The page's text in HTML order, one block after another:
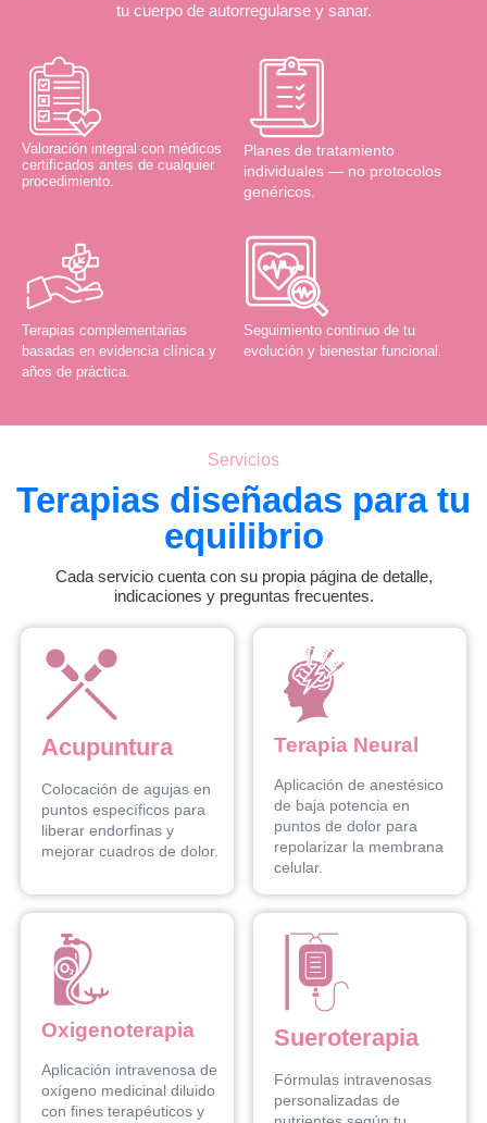
tu cuerpo de autorregularse y sanar.
Valoración integral con médicos
certificados antes de cualquier
procedimiento.
Planes de tratamiento
individuales — no protocolos
genéricos.
Terapias complementarias
basadas en evidencia clínica y
años de práctica.
Seguimiento continuo de tu
evolución y bienestar funcional.
Servicios
Terapias diseñadas para tu
equilibrio
Cada servicio cuenta con su propia página de detalle,
indicaciones y preguntas frecuentes.
Acupuntura
Colocación de agujas en
puntos específicos para
liberar endorfinas y
mejorar cuadros de dolor.
Terapia Neural
Aplicación de anestésico
de baja potencia en
puntos de dolor para
repolarizar la membrana
celular.
Oxigenoterapia
Aplicación intravenosa de
oxígeno medicinal diluido
con fines terapéuticos y
Sueroterapia
Fórmulas intravenosas
personalizadas de